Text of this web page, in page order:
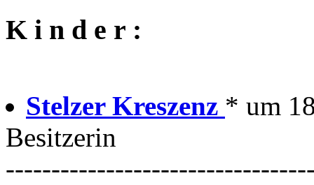
K i n d e r :
Stelzer Kreszenz * um
Besitzerin